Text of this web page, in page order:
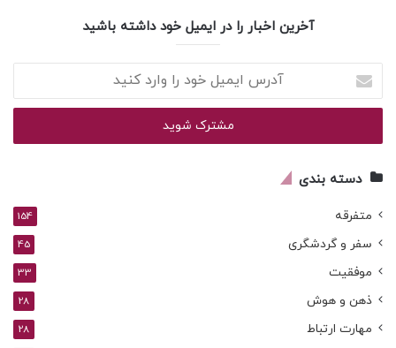
آخرین اخبار را در ایمیل خود داشته باشید
ایمیل
خود
وارد
دسته بندی
متفرقه 154
سفر و گردشگری 45
موفقیت 33
ذهن و هوش 28
مهارت ارتباط 28